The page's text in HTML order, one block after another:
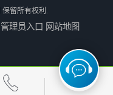
保留所有权利.
管理员入口 网站地图